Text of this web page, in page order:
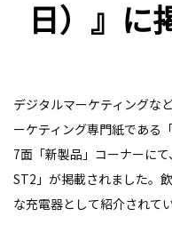
日）』に
デジタルマーケティングな
ーケティング専門紙である
7面「新製品」コーナーに
ST2」が掲載されました。
な充電器として紹介されてい